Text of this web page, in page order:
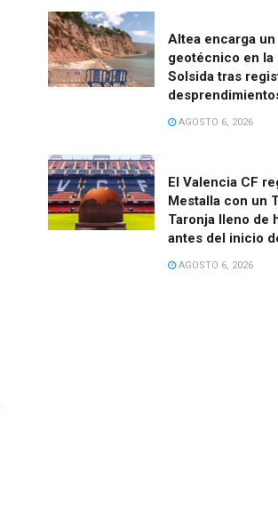
Altea encarga
geotécnico en la
Solsida tras
AGOSTO 6, 2026
El Valencia CF
Mestalla con un
Taronja lleno de
antes del inicio
AGOSTO 6, 2026